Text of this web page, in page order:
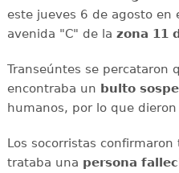
este jueves 6 de agosto en
avenida "C" de la zona 11
Transeúntes se percataron
encontraba un bulto
humanos, por lo que
Los socorristas
trataba una persona